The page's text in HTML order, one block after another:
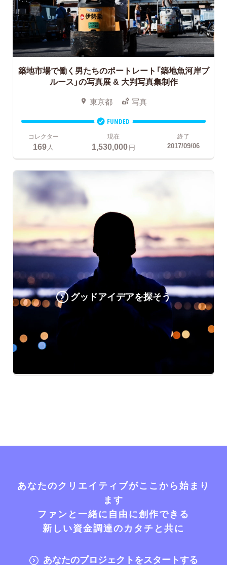
築地市場で働く男たちのポートレート「築地魚河岸ブ
ルース」の写真展 & 大判写真集制作
東京都 写真
FUNDED
コレクター
169人
現在
1,530,000円
終了
2017/09/06
グッドアイデアを探そう
あなたのクリエイティブがここから始まり
ます
ファンと一緒に自由に創作できる
新しい資金調達のカタチと共に
あなたのプロジェクトをスタートする